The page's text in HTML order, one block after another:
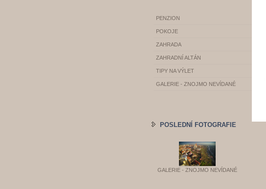
PENZION
POKOJE
ZAHRADA
ZAHRADNÍ ALTÁN
TIPY NA VÝLET
GALERIE - ZNOJMO NEVÍDANÉ
POSLEDNÍ FOTOGRAFIE
GALERIE - ZNOJMO NEVÍDANÉ